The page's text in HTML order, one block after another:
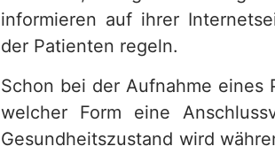
informieren auf ihrer
der Patienten regeln.
Schon bei der Aufnahme eines
welcher Form eine
Gesundheitszustand wird